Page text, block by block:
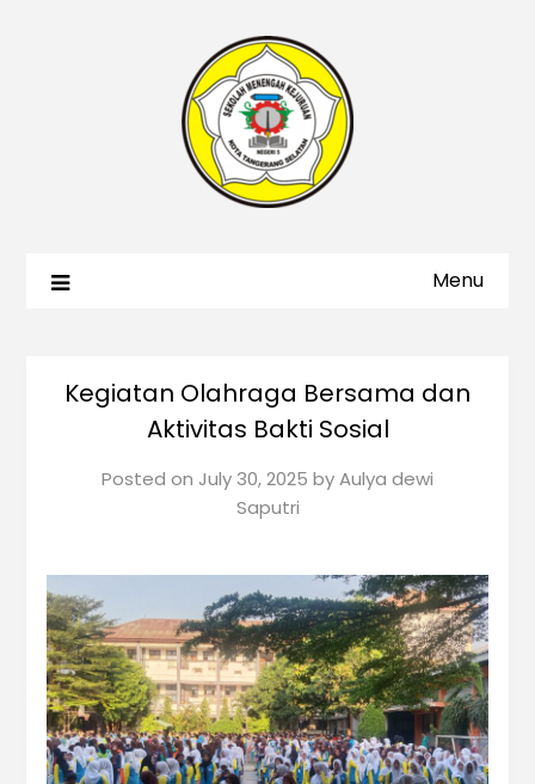
Menu
Kegiatan Olahraga Bersama dan
Aktivitas Bakti Sosial
Posted on July 30, 2025 byAulya dewi
Saputri